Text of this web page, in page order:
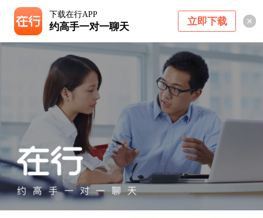
下载在行APP
约高手一对一聊天 立即下载